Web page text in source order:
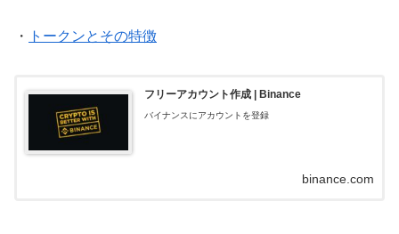
・ トークンとその特徴
フリーアカウント作成 | Binance
バイナンスにアカウントを登録
binance.com